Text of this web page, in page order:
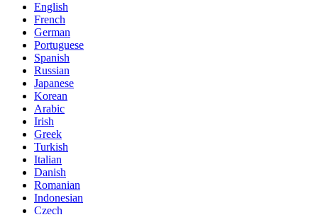
English
French
German
Portuguese
Spanish
Russian
Japanese
Korean
Arabic
Irish
Greek
Turkish
Italian
Danish
Romanian
Indonesian
Czech